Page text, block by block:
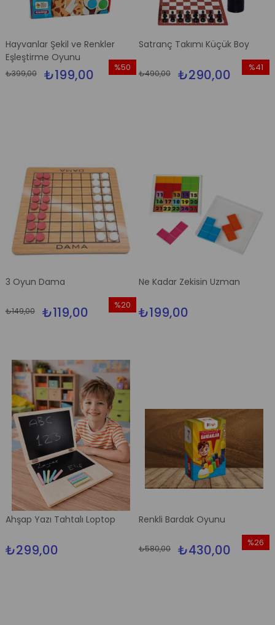
Hayvanlar Şekil ve Renkler
Eşleştirme Oyunu
₺199,00
₺399,00
%50
Satranç Takımı Küçük Boy
₺290,00
₺490,00
%41
3 Oyun Dama
₺119,00
₺149,00
%20
Ne Kadar Zekisin Uzman
₺199,00
Ahşap Yazı Tahtalı Loptop
₺299,00
Renkli Bardak Oyunu
₺430,00
₺580,00
%26